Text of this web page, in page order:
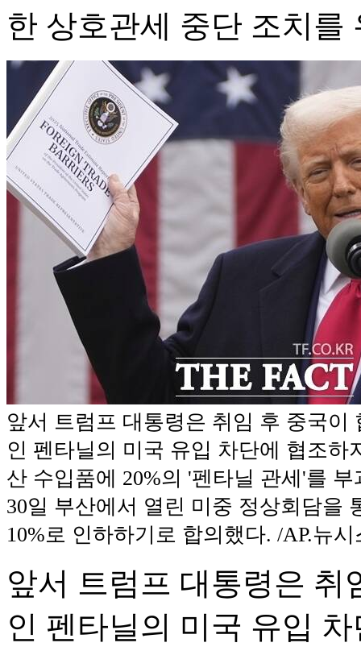
한 상호관세 중단 조치를
앞서 트럼프 대통령은 취임 후 중국이
인 펜타닐의 미국 유입 차단에 협조하
산 수입품에 20%의 '펜타닐 관세'를
30일 부산에서 열린 미중 정상회담을
10%로 인하하기로 합의했다. /AP.뉴시
앞서 트럼프 대통령은 취
인 펜타닐의 미국 유입